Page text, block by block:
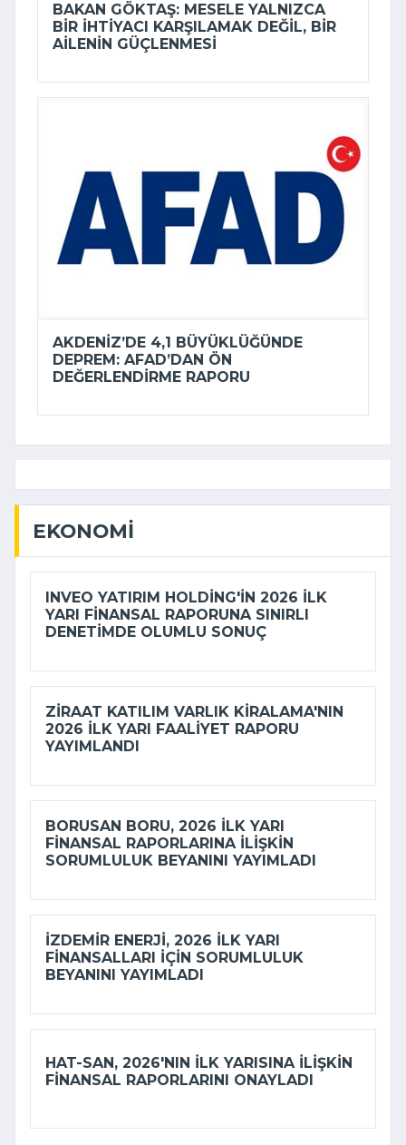
BAKAN GÖKTAŞ: MESELE YALNIZCA
BIR IHTIYACI KARŞILAMAK DEĞIL, BIR
AILENIN GÜÇLENMESI
AKDENIZ’DE 4,1 BÜYÜKLÜĞÜNDE
DEPREM: AFAD’DAN ÖN
DEĞERLENDIRME RAPORU
EKONOMI
INVEO YATIRIM HOLDING'IN 2026 ILK
YARI FINANSAL RAPORUNA SINIRLI
DENETIMDE OLUMLU SONUÇ
ZIRAAT KATILIM VARLIK KIRALAMA'NIN
2026 ILK YARI FAALIYET RAPORU
YAYIMLANDI
BORUSAN BORU, 2026 ILK YARI
FINANSAL RAPORLARINA ILIŞKIN
SORUMLULUK BEYANINI YAYIMLADI
İZDEMİR ENERJI, 2026 ILK YARI
FINANSALLARI IÇIN SORUMLULUK
BEYANINI YAYIMLADI
HAT-SAN, 2026'NIN ILK YARISINA ILIŞKIN
FINANSAL RAPORLARINI ONAYLADI